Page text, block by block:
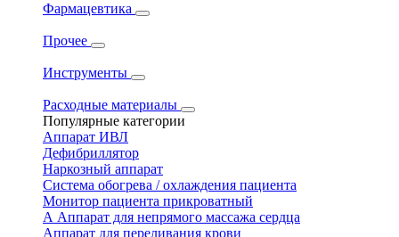
Фармацевтика
Прочее
Инструменты
Расходные материалы
Популярные категории
Аппарат ИВЛ
Дефибриллятор
Наркозный аппарат
Система обогрева / охлаждения пациента
Монитор пациента прикроватный
А Аппарат для непрямого массажа сердца
Аппарат для переливания крови